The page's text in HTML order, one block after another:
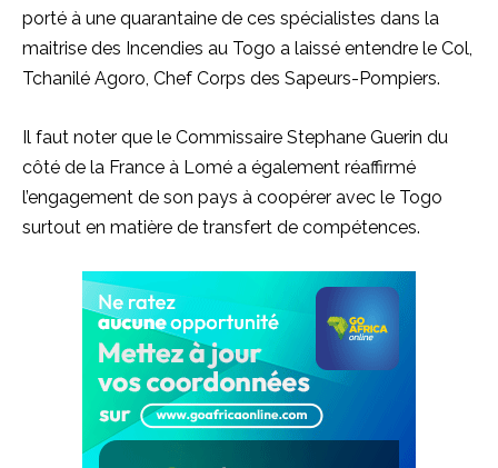
porté à une quarantaine de ces spécialistes dans la
maitrise des Incendies au Togo a laissé entendre le Col,
Tchanilé Agoro, Chef Corps des Sapeurs-Pompiers.
Il faut noter que le Commissaire Stephane Guerin du
côté de la France à Lomé a également réaffirmé
l’engagement de son pays à coopérer avec le Togo
surtout en matière de transfert de compétences.